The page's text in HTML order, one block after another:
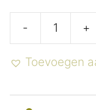
- +
Toevoegen